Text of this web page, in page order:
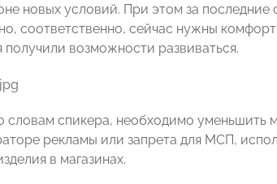
новых условий. При этом за
соответственно, сейчас нужны
получили возможности развиваться.
словам спикера, необходимо уменьшить
рекламы или запрета для МСП,
в магазинах.